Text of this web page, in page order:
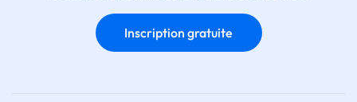
Inscription gratuite